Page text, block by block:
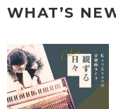
WHAT’S